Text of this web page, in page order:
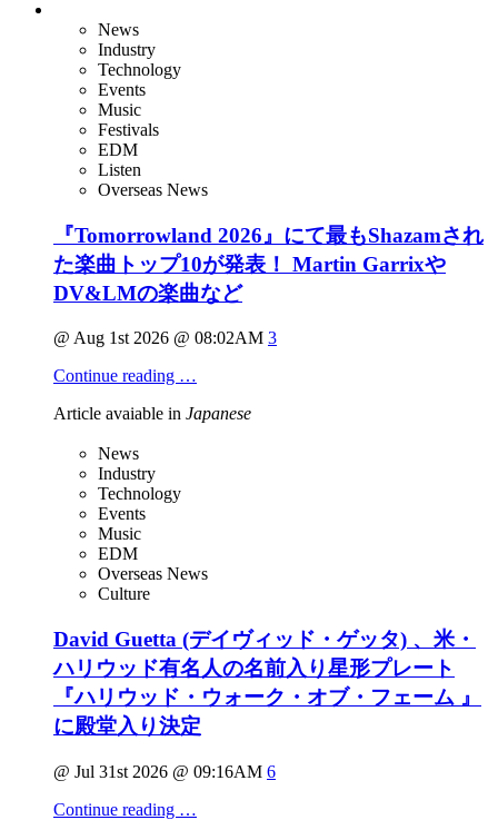
News
Industry
Technology
Events
Music
Festivals
EDM
Listen
Overseas News
『Tomorrowland 2026』にて最もShazamされ
た楽曲トップ10が発表！ Martin Garrixや
DV&LMの楽曲など
@ Aug 1st 2026 @ 08:02AM 3
Continue reading …
Article avaiable in Japanese
News
Industry
Technology
Events
Music
EDM
Overseas News
Culture
David Guetta (デイヴィッド・ゲッタ) 、米・
ハリウッド有名人の名前入り星形プレート
『ハリウッド・ウォーク・オブ・フェーム 』
に殿堂入り決定
@ Jul 31st 2026 @ 09:16AM 6
Continue reading …